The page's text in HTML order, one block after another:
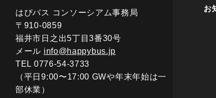
はぴバス コンソーシアム事務局
〒910-0859
福井市日之出5丁目3番30号
メール info@happybus.jp
TEL 0776-54-3733
（平日9:00〜17:00 GWや年末年始は一
部休業）
お